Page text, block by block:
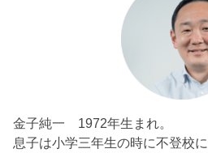
金子純一 1972年生まれ。
息子は小学三年生の時に不登校